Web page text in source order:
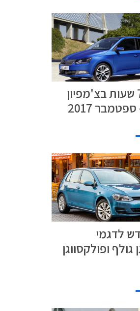
מבצע 72 שעות בצ'מפיון
2017
לדגמי
גולף ופולקסווגן